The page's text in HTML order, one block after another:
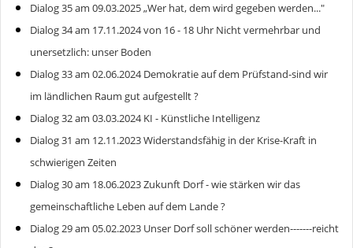
Dialog 35 am 09.03.2025 „Wer hat, dem wird gegeben werden..."
Dialog 34 am 17.11.2024 von 16 - 18 Uhr Nicht vermehrbar und
unersetzlich: unser Boden
Dialog 33 am 02.06.2024 Demokratie auf dem Prüfstand-sind wir
im ländlichen Raum gut aufgestellt ?
Dialog 32 am 03.03.2024 KI - Künstliche Intelligenz
Dialog 31 am 12.11.2023 Widerstandsfähig in der Krise-Kraft in
schwierigen Zeiten
Dialog 30 am 18.06.2023 Zukunft Dorf - wie stärken wir das
gemeinschaftliche Leben auf dem Lande ?
Dialog 29 am 05.02.2023 Unser Dorf soll schöner werden-------reicht